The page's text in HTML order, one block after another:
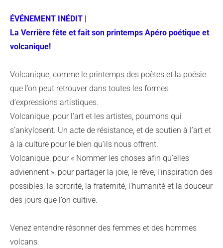
ÉVÉNEMENT INÉDIT |
La Verrière fête et fait son printemps Apéro poétique et
volcanique!
Volcanique, comme le printemps des poètes et la poésie
que l’on peut retrouver dans toutes les formes
d’expressions artistiques.
Volcanique, pour l’art et les artistes, poumons qui
s’ankylosent. Un acte de résistance, et de soutien à l’art et
à la culture pour le bien qu’ils nous offrent.
Volcanique, pour « Nommer les choses afin qu’elles
adviennent », pour partager la joie, le rêve, l’inspiration des
possibles, la sororité, la fraternité, l’humanité et la douceur
des jours que l’on cultive.
Venez entendre résonner des femmes et des hommes
volcans.